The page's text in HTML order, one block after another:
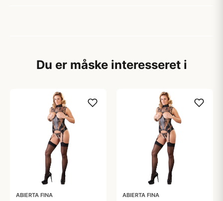
Du er måske interesseret i
ABIERTA FINA ABIERTA FINA